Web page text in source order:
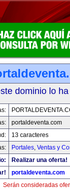
dominio lo
portaldeventa.com
13 caracteres
Portales, Ventas y
Realizar una oferta!
portaldeventa.com
Serán consideradas